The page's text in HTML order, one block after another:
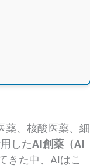
薬、核酸医薬、細
したAI創薬（AI
きた中、AIはこ